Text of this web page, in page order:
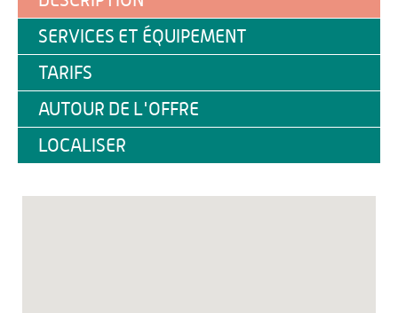
SERVICES ET ÉQUIPEMENT
TARIFS
AUTOUR DE L'OFFRE
LOCALISER